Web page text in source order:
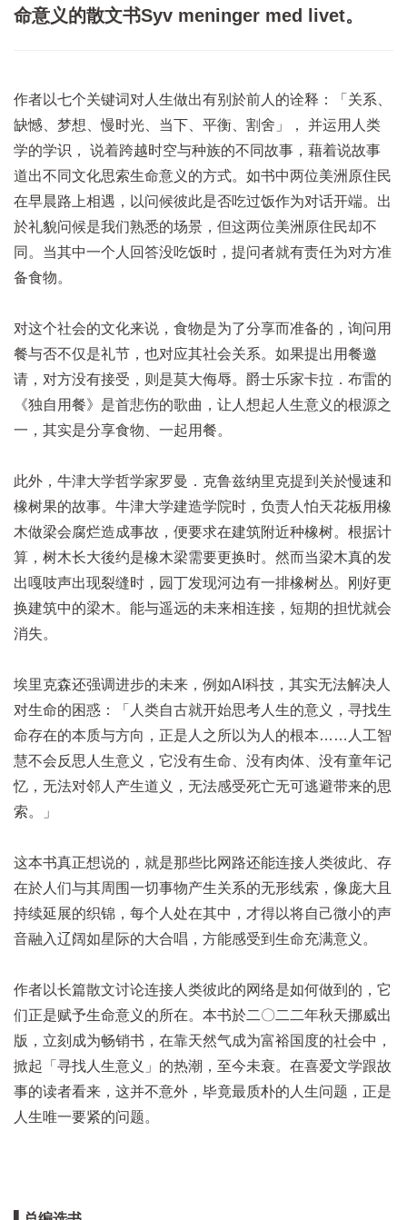
命意义的散文书Syv meninger med livet。
作者以七个关键词对人生做出有别於前人的诠释：「关系、
缺憾、梦想、慢时光、当下、平衡、割舍」， 并运用人类
学的学识， 说着跨越时空与种族的不同故事，藉着说故事
道出不同文化思索生命意义的方式。如书中两位美洲原住民
在早晨路上相遇，以问候彼此是否吃过饭作为对话开端。出
於礼貌问候是我们熟悉的场景，但这两位美洲原住民却不
同。当其中一个人回答没吃饭时，提问者就有责任为对方准
备食物。
对这个社会的文化来说，食物是为了分享而准备的，询问用
餐与否不仅是礼节，也对应其社会关系。如果提出用餐邀
请，对方没有接受，则是莫大侮辱。爵士乐家卡拉．布雷的
《独自用餐》是首悲伤的歌曲，让人想起人生意义的根源之
一，其实是分享食物、一起用餐。
此外，牛津大学哲学家罗曼．克鲁兹纳里克提到关於慢速和
橡树果的故事。牛津大学建造学院时，负责人怕天花板用橡
木做梁会腐烂造成事故，便要求在建筑附近种橡树。根据计
算，树木长大後约是橡木梁需要更换时。然而当梁木真的发
出嘎吱声出现裂缝时，园丁发现河边有一排橡树丛。刚好更
换建筑中的梁木。能与遥远的未来相连接，短期的担忧就会
消失。
埃里克森还强调进步的未来，例如AI科技，其实无法解决人
对生命的困惑：「人类自古就开始思考人生的意义，寻找生
命存在的本质与方向，正是人之所以为人的根本……人工智
慧不会反思人生意义，它没有生命、没有肉体、没有童年记
忆，无法对邻人产生道义，无法感受死亡无可逃避带来的思
索。」
这本书真正想说的，就是那些比网路还能连接人类彼此、存
在於人们与其周围一切事物产生关系的无形线索，像庞大且
持续延展的织锦，每个人处在其中，才得以将自己微小的声
音融入辽阔如星际的大合唱，方能感受到生命充满意义。
作者以长篇散文讨论连接人类彼此的网络是如何做到的，它
们正是赋予生命意义的所在。本书於二〇二二年秋天挪威出
版，立刻成为畅销书，在靠天然气成为富裕国度的社会中，
掀起「寻找人生意义」的热潮，至今未衰。在喜爱文学跟故
事的读者看来，这并不意外，毕竟最质朴的人生问题，正是
人生唯一要紧的问题。